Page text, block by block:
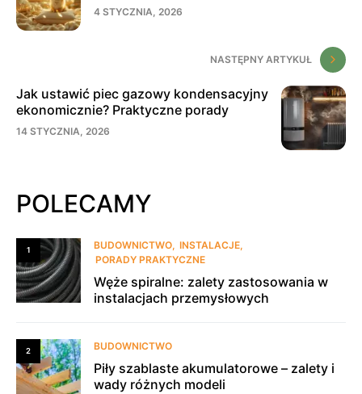
4 STYCZNIA, 2026
NASTĘPNY ARTYKUŁ
Jak ustawić piec gazowy kondensacyjny
ekonomicznie? Praktyczne porady
14 STYCZNIA, 2026
POLECAMY
1 BUDOWNICTWO INSTALACJE
PORADY PRAKTYCZNE
Węże spiralne: zalety zastosowania w
instalacjach przemysłowych
2 BUDOWNICTWO
Piły szablaste akumulatorowe – zalety i
wady różnych modeli